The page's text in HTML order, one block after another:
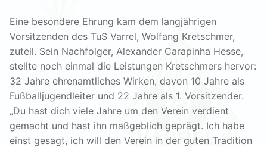
Eine besondere Ehrung kam dem langjährigen
Vorsitzenden des TuS Varrel, Wolfang Kretschmer,
zuteil. Sein Nachfolger, Alexander Carapinha Hesse,
stellte noch einmal die Leistungen Kretschmers hervor:
32 Jahre ehrenamtliches Wirken, davon 10 Jahre als
Fußballjugendleiter und 22 Jahre als 1. Vorsitzender.
„Du hast dich viele Jahre um den Verein verdient
gemacht und hast ihn maßgeblich geprägt. Ich habe
einst gesagt, ich will den Verein in der guten Tradition